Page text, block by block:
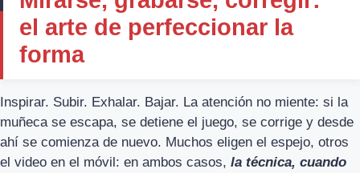
el arte de perfeccionar la
forma
Inspirar. Subir. Exhalar. Bajar. La atención no miente: si la
muñeca se escapa, se detiene el juego, se corrige y desde
ahí se comienza de nuevo. Muchos eligen el espejo, otros
el video en el móvil: en ambos casos, la técnica, cuando